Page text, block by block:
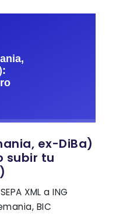
ex-DiBa)
subir tu
XML a ING
BIC